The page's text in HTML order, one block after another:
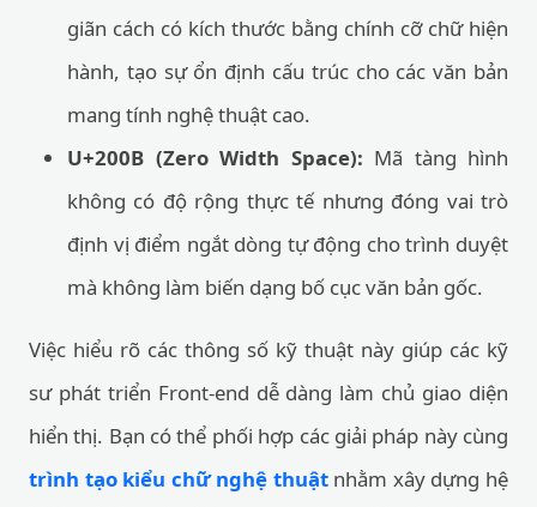
giãn cách có kích thước bằng chính cỡ chữ hiện
hành, tạo sự ổn định cấu trúc cho các văn bản
mang tính nghệ thuật cao.
U+200B (Zero Width Space): Mã tàng hình
không có độ rộng thực tế nhưng đóng vai trò
định vị điểm ngắt dòng tự động cho trình duyệt
mà không làm biến dạng bố cục văn bản gốc.
Việc hiểu rõ các thông số kỹ thuật này giúp các kỹ
sư phát triển Front-end dễ dàng làm chủ giao diện
hiển thị. Bạn có thể phối hợp các giải pháp này cùng
trình tạo kiểu chữ nghệ thuậtnhằm xây dựng hệ